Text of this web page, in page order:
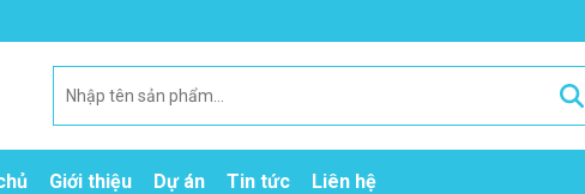
Giới thiệu Dự án Tin tức Liên hệ